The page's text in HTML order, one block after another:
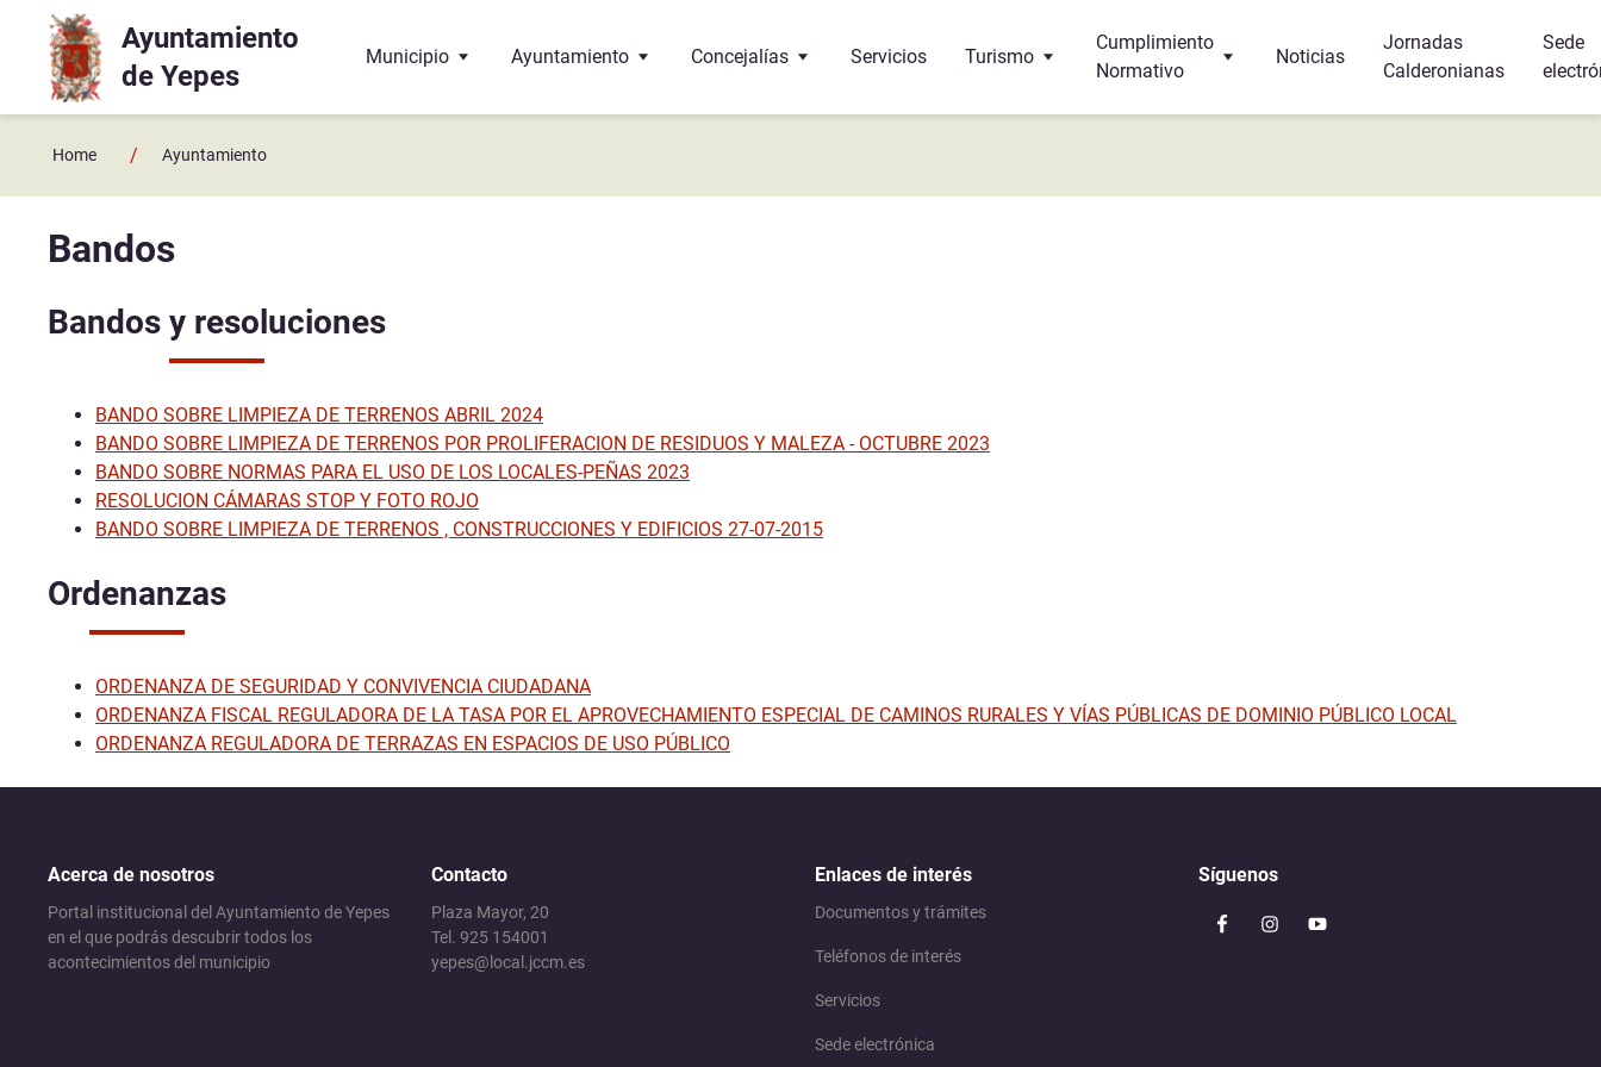
Ir a contenido principal
Ayuntamiento
de Yepes
Municipio
Historia
Enlaces y contactos de interés
Hermanamiento con Sante-Eulalie
Hermanamiento con Vega de Alatorre (Mexico)
Ayuntamiento
La corporación
Documentos y trámites
Teléfonos de interés
Concejalías
Cultura
Medio Ambiente y Agricultura
Servicios Turismo
¿Dónde comer y dormir?
Cumplimiento
Normativo
Canal Interno de Información
Noticias
Jornadas
Calderonianas
Sede
Home / Ayuntamiento
Bandos
Bandos y resoluciones
BANDO SOBRE LIMPIEZA DE TERRENOS ABRIL 2024
BANDO SOBRE LIMPIEZA DE TERRENOS POR PROLIFERACION DE RESIDUOS Y MALEZA - OCTUBRE 2023
BANDO SOBRE NORMAS PARA EL USO DE LOS LOCALES-PEÑAS 2023
RESOLUCION CÁMARAS STOP Y FOTO ROJO
BANDO SOBRE LIMPIEZA DE TERRENOS , CONSTRUCCIONES Y EDIFICIOS 27-07-2015
Ordenanzas
ORDENANZA DE SEGURIDAD Y CONVIVENCIA CIUDADANA
ORDENANZA FISCAL REGULADORA DE LA TASA POR EL APROVECHAMIENTO ESPECIAL DE CAMINOS RURALES Y VÍAS PÚBLICAS DE DOMINIO PÚBLICO LOCAL
ORDENANZA REGULADORA DE TERRAZAS EN ESPACIOS DE USO PÚBLICO
Acerca de nosotros
Portal institucional del Ayuntamiento de Yepes
en el que podrás descubrir todos los
acontecimientos del municipio
Contacto
Plaza Mayor, 20
Tel. 925 154001
yepes@local.jccm.es
Enlaces de interés
Documentos y trámites
Teléfonos de interés
Servicios
Sede electrónica
Síguenos